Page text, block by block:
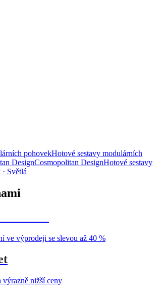
pohovekHotové sestavy modulárních
DesignCosmopolitan DesignHotové sestavy
Světlá
ve výprodeji se slevou až 40 %
nižší ceny